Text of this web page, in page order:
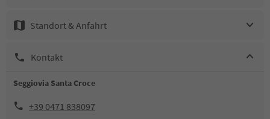
Standort & Anfahrt
Kontakt
Seggiovia Santa Croce
+39 0471 838097